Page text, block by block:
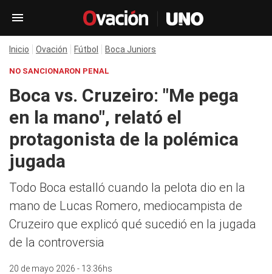
Inicio Ovación Fútbol Boca Juniors
NO SANCIONARON PENAL
Boca vs. Cruzeiro: "Me pega
en la mano", relató el
protagonista de la polémica
jugada
Todo Boca estalló cuando la pelota dio en la
mano de Lucas Romero, mediocampista de
Cruzeiro que explicó qué sucedió en la jugada
de la controversia
20 de mayo 2026 - 13:36hs